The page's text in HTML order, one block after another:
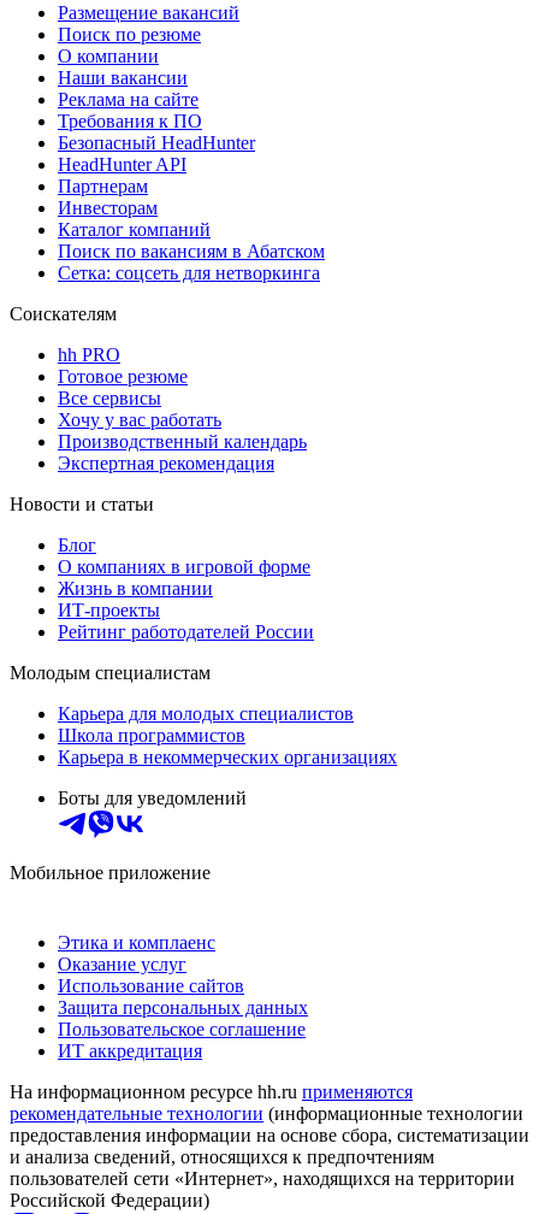
Размещение вакансий
Поиск по резюме
О компании
Наши вакансии
Реклама на сайте
Требования к ПО
Безопасный HeadHunter
HeadHunter API
Партнерам
Инвесторам
Каталог компаний
Поиск по вакансиям в Абатском
Сетка: соцсеть для нетворкинга
Соискателям
hh PRO
Готовое резюме
Все сервисы
Хочу у вас работать
Производственный календарь
Экспертная рекомендация
Новости и статьи
Блог
О компаниях в игровой форме
Жизнь в компании
ИТ-проекты
Рейтинг работодателей России
Молодым специалистам
Карьера для молодых специалистов
Школа программистов
Карьера в некоммерческих организациях
Боты для уведомлений
Мобильное приложение
Этика и комплаенс
Оказание услуг
Использование сайтов
Защита персональных данных
Пользовательское соглашение
ИТ аккредитация
На информационном ресурсе hh.ru применяются
рекомендательные технологии (информационные технологии
предоставления информации на основе сбора, систематизации
и анализа сведений, относящихся к предпочтениям
пользователей сети «Интернет», находящихся на территории
Российской Федерации)